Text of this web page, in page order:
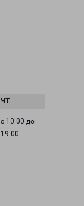
с 10:00 до
19:00